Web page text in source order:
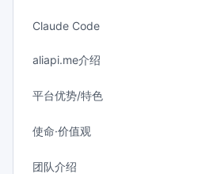
Claude Code
aliapi.me介绍
平台优势/特色
使命·价值观
团队介绍